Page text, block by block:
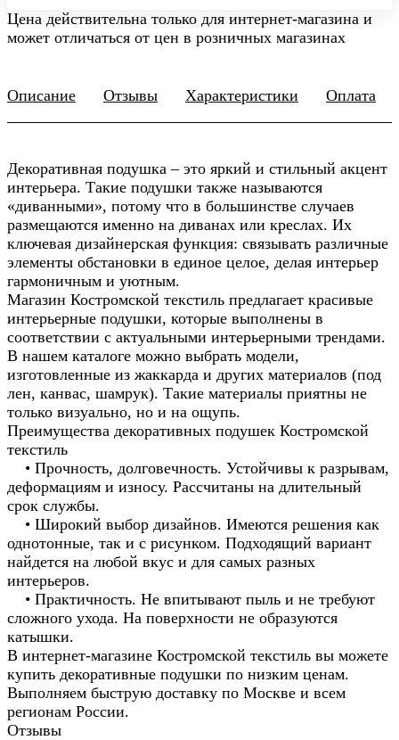
Цена действительна только для интернет-магазина и
может отличаться от цен в розничных магазинах
Описание Отзывы Характеристики Оплата
Декоративная подушка – это яркий и стильный акцент
интерьера. Такие подушки также называются
«диванными», потому что в большинстве случаев
размещаются именно на диванах или креслах. Их
ключевая дизайнерская функция: связывать различные
элементы обстановки в единое целое, делая интерьер
гармоничным и уютным.
Магазин Костромской текстиль предлагает красивые
интерьерные подушки, которые выполнены в
соответствии с актуальными интерьерными трендами.
В нашем каталоге можно выбрать модели,
изготовленные из жаккарда и других материалов (под
лен, канвас, шамрук). Такие материалы приятны не
только визуально, но и на ощупь.
Преимущества декоративных подушек Костромской
текстиль
• Прочность, долговечность. Устойчивы к разрывам,
деформациям и износу. Рассчитаны на длительный
срок службы.
• Широкий выбор дизайнов. Имеются решения как
однотонные, так и с рисунком. Подходящий вариант
найдется на любой вкус и для самых разных
интерьеров.
• Практичность. Не впитывают пыль и не требуют
сложного ухода. На поверхности не образуются
катышки.
В интернет-магазине Костромской текстиль вы можете
купить декоративные подушки по низким ценам.
Выполняем быструю доставку по Москве и всем
регионам России.
Отзывы